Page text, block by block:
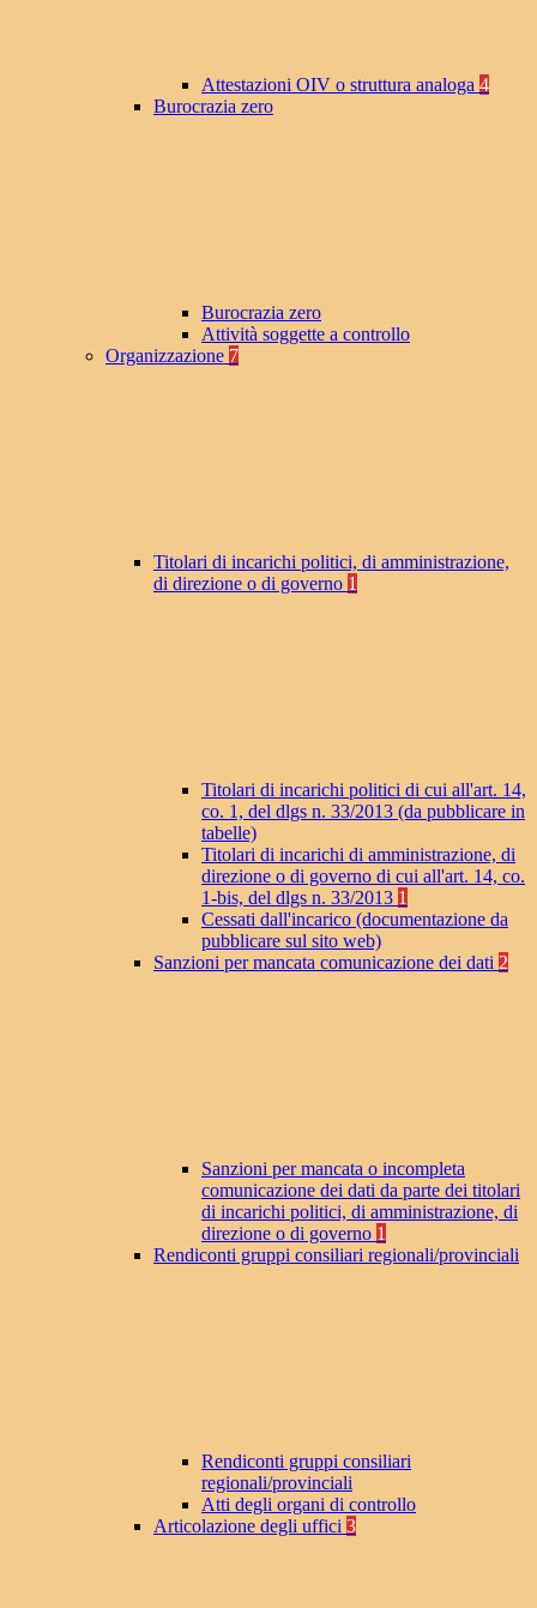
Attestazioni OIV o struttura analoga 4
Burocrazia zero
Burocrazia zero
Attività soggette a controllo
Organizzazione 7
Titolari di incarichi politici, di amministrazione,
di direzione o di governo 1
Titolari di incarichi politici di cui all'art. 14,
co. 1, del dlgs n. 33/2013 (da pubblicare in
tabelle)
Titolari di incarichi di amministrazione, di
direzione o di governo di cui all'art. 14, co.
1-bis, del dlgs n. 33/2013 1
Cessati dall'incarico (documentazione da
pubblicare sul sito web)
Sanzioni per mancata comunicazione dei dati 2
Sanzioni per mancata o incompleta
comunicazione dei dati da parte dei titolari
di incarichi politici, di amministrazione, di
direzione o di governo 1
Rendiconti gruppi consiliari regionali/provinciali
Rendiconti gruppi consiliari
regionali/provinciali
Atti degli organi di controllo
Articolazione degli uffici 3